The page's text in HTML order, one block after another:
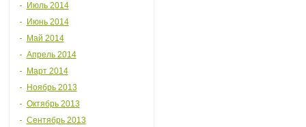
Июль 2014
Июнь 2014
Май 2014
Апрель 2014
Март 2014
Ноябрь 2013
Октябрь 2013
Сентябрь 2013